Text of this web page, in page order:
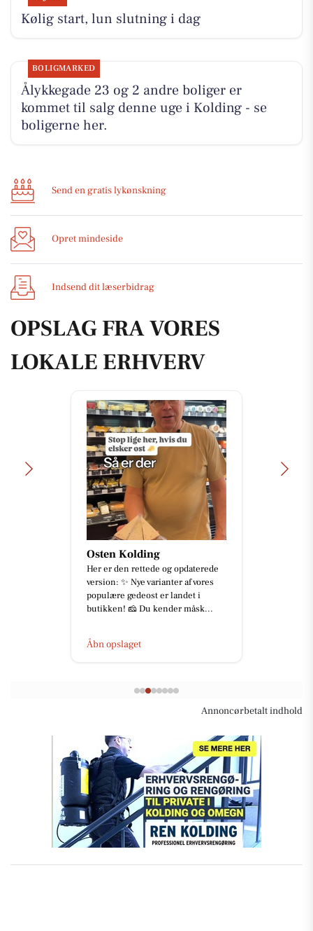
Kølig start, lun slutning i dag
BOLIGMARKED
Ålykkegade 23 og 2 andre boliger er
kommet til salg denne uge i Kolding - se
boligerne her.
Send en gratis lykønskning
Opret mindeside
Indsend dit læserbidrag
OPSLAG FRA VORES
LOKALE ERHVERV
Osten Kolding
Her er den rettede og opdaterede
version: ✨ Nye varianter af vores
populære gedeost er landet i
butikken! 🧀 Du kender måsk...
Åbn opslaget
Annoncørbetalt indhold